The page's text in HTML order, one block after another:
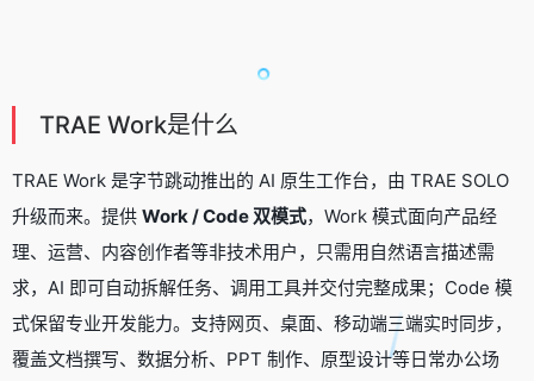
TRAE Work是什么
TRAE Work 是字节跳动推出的 AI 原生工作台，由 TRAE SOLO
升级而来。提供 Work / Code 双模式，Work 模式面向产品经
理、运营、内容创作者等非技术用户，只需用自然语言描述需
求，AI 即可自动拆解任务、调用工具并交付完整成果；Code 模
式保留专业开发能力。支持网页、桌面、移动端三端实时同步，
覆盖文档撰写、数据分析、PPT 制作、原型设计等日常办公场